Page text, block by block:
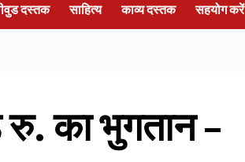
दस्तक साहित्य काव्य दस्तक सहयोग करें
का भुगतान –